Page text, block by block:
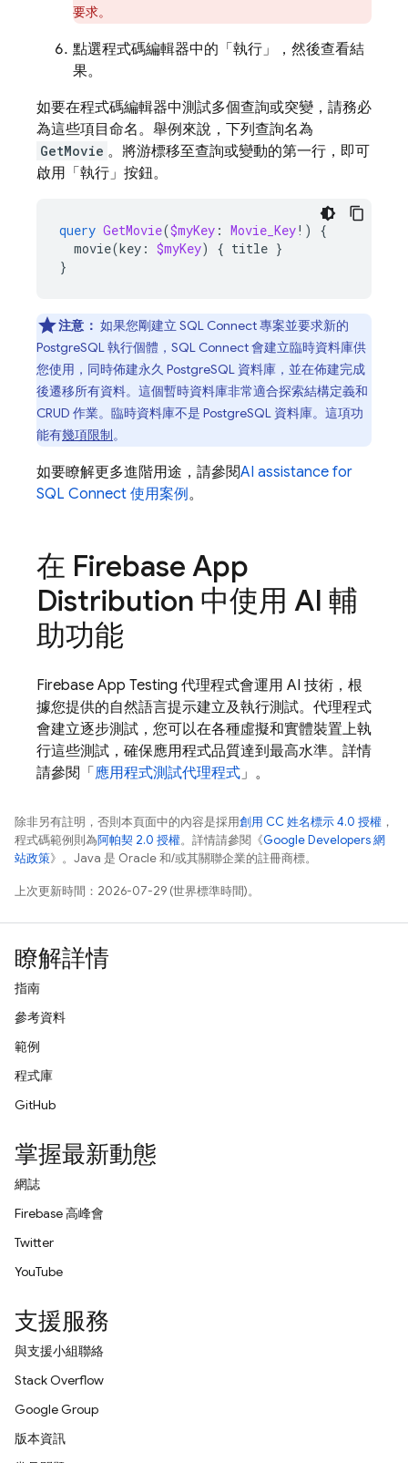
要求。
點選程式碼編輯器中的「執行」
，然後查看結
果。
如要在程式碼編輯器中測試多個查詢或突變，請務必
為這些項目命名。舉例來說，下列查詢名為
GetMovie 。將游標移至查詢或變動的第一行，即可
啟用「執行」 按鈕。
query GetMovie($myKey : Movie_Key!)
{
movie(key : $myKey) { title }
}
注意： 如果您剛建立 SQL Connect專案並要求新的
PostgreSQL 執行個體， SQL Connect會建立臨時資料庫供
您使用，同時佈建永久 PostgreSQL 資料庫，並在佈建完成
後遷移所有資料。這個暫時資料庫非常適合探索結構定義和
CRUD 作業。臨時資料庫不是 PostgreSQL 資料庫。這項功
能有幾項限制。
如要瞭解更多進階用途，請參閱AI assistance for
SQL Connect 使用案例。
在 Firebase App
Distribution 中使用 AI 輔
助功能
Firebase App Testing 代理程式會運用 AI 技術，根
據您提供的自然語言提示建立及執行測試。代理程式
會建立逐步測試，您可以在各種虛擬和實體裝置上執
行這些測試，確保應用程式品質達到最高水準。詳情
請參閱「 應用程式測試代理程式」。
除非另有註明，否則本頁面中的內容是採用創用 CC 姓名標示 4.0 授權 ，
程式碼範例則為阿帕契 2.0 授權。詳情請參閱《Google Developers 網
站政策》。Java 是 Oracle 和/或其關聯企業的註冊商標。
上次更新時間：2026-07-29 (世界標準時間)。
瞭解詳情
指南
參考資料
範例
程式庫
GitHub
掌握最新動態
網誌
Firebase 高峰會
Twitter
YouTube
支援服務
與支援小組聯絡
Stack Overflow
Google Group
版本資訊